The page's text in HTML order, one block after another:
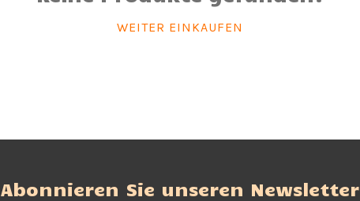
WEITER EINKAUFEN
Abonnieren Sie unseren Newsletter